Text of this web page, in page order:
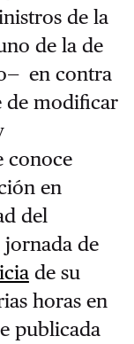
de la
de la de
en contra
de modificar
conoce
en
del
jornada de
de su
horas en
publicada